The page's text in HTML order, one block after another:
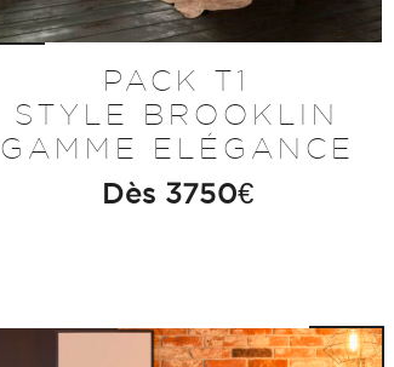
PACK T1
STYLE BROOKLIN
GAMME ELÉGANCE
Dès 3750€